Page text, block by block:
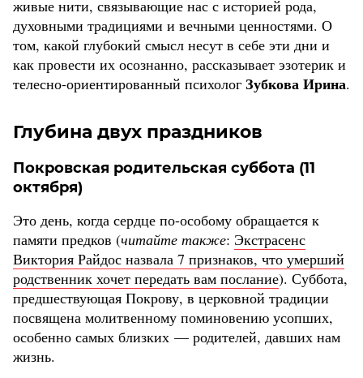
живые нити, связывающие нас с историей рода,
духовными традициями и вечными ценностями. О
том, какой глубокий смысл несут в себе эти дни и
как провести их осознанно, рассказывает эзотерик и
телесно-ориентированный психолог Зубкова Ирина.
Глубина двух праздников
Покровская родительская суббота (11
октября)
Это день, когда сердце по-особому обращается к
памяти предков (читайте также: Экстрасенс
Виктория Райдос назвала 7 признаков, что умерший
родственник хочет передать вам послание). Суббота,
предшествующая Покрову, в церковной традиции
посвящена молитвенному поминовению усопших,
особенно самых близких — родителей, давших нам
жизнь.